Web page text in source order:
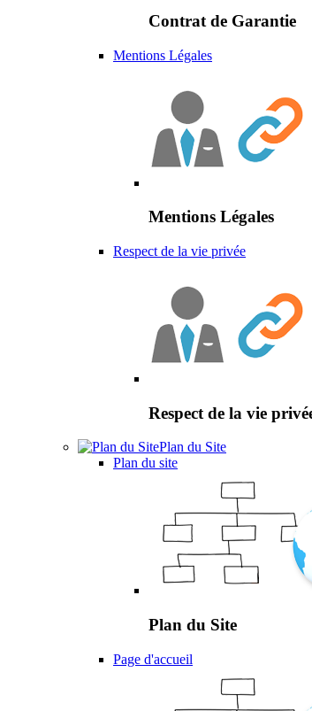
Contrat de Garantie
Mentions Légales
Mentions Légales
Respect de la vie privée
Respect de la vie
Plan du Site
Plan du site
Plan du Site
Page d'accueil